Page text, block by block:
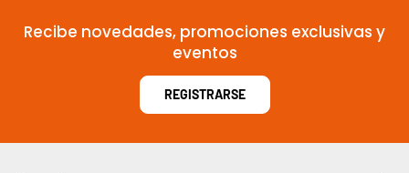
Recibe novedades, promociones exclusivas y
eventos
REGISTRARSE